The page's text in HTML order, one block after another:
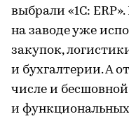
выбрали «1С:
на заводе уже
закупок,
и бухгалтерии. А
числе и
и